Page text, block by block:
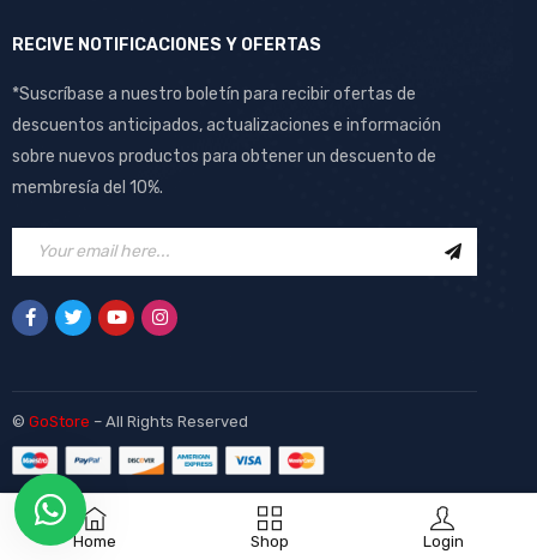
Home Shop Login
RECIVE NOTIFICACIONES Y OFERTAS
*Suscríbase a nuestro boletín para recibir ofertas de
descuentos anticipados, actualizaciones e información
sobre nuevos productos para obtener un descuento de
membresía del 10%.
© GoStore – All Rights Reserved